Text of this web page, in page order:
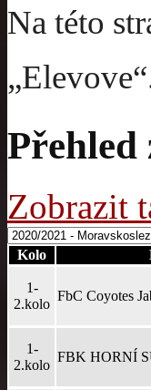
Na této
Přehled
Zobrazit
Kolo
1-
2.kolo
FbC Coyotes
1-
2.kolo
FBK HORNÍ